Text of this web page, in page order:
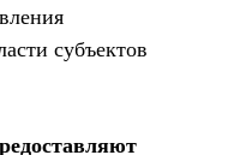
субъектов